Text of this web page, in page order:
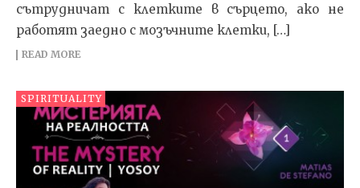
сътрудничат с клетките в сърцето, ако не
работят заедно с мозъчните клетки, […]
READ MORE
SPIRITUALITY